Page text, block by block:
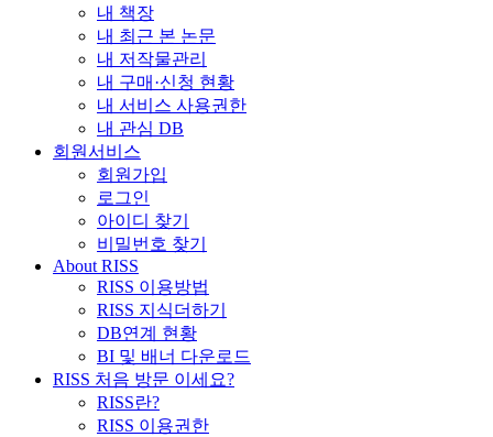
내 책장
내 최근 본 논문
내 저작물관리
내 구매·신청 현황
내 서비스 사용권한
내 관심 DB
회원서비스
회원가입
로그인
아이디 찾기
비밀번호 찾기
About RISS
RISS 이용방법
RISS 지식더하기
DB연계 현황
BI 및 배너 다운로드
RISS 처음 방문 이세요?
RISS란?
RISS 이용권한